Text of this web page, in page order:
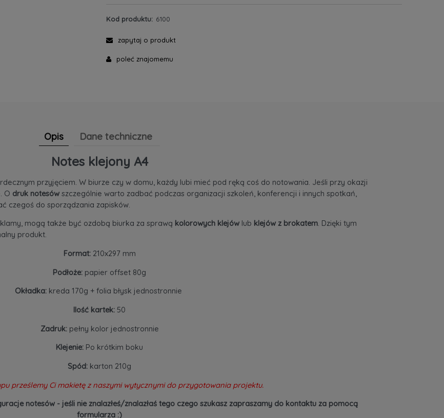
Kod produktu: 6100
zapytaj o produkt
poleć znajomemu
Opis Dane techniczne
Notes klejony A4
przyjęciem. W biurze czy w domu, każdy lubi mieć pod ręką coś do notowania. Jeśli przy okazji
O druk notesów szczególnie warto zadbać podczas organizacji szkoleń, konferencji i innych spotkań,
czegoś do sporządzania zapisków.
mogą także być ozdobą biurka za sprawą kolorowych klejów lub klejów z brokatem. Dzięki tym
produkt.
Format: 210x297 mm
Podłoże: papier offset 80g
Okładka: kreda 170g + folia błysk jednostronnie
Ilość kartek: 50
Zadruk:pełny kolor jednostronnie
Klejenie: Po krótkim boku
Spód: karton 210g
prześlemy Ci makietę z naszymi wytycznymi do przygotowania projektu.
notesów - jeśli nie znalazłeś/znalazłaś tego czego szukasz zapraszamy do kontaktu za pomocą
formularza :)